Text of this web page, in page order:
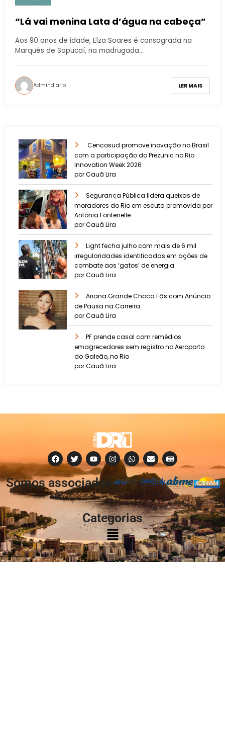
“Lá vai menina Lata d’água na cabeça”
Aos 90 anos de idade, Elza Soares é consagrada na
Marquês de Sapucaí, na madrugada…
Admindiario LER MAIS
Cencosud promove inovação no Brasil
com a participação do Prezunic no Rio
Innovation Week 2026
por Cauã Lira
​Segurança Pública lidera queixas de
moradores do Rio em escuta promovida por
Antônia Fontenelle
por Cauã Lira
Light fecha julho com mais de 6 mil
irregularidades identificadas em ações de
combate aos ‘gatos’ de energia
por Cauã Lira
Ariana Grande Choca Fãs com Anúncio
de Pausa na Carreira
por Cauã Lira
PF prende casal com remédios
emagrecedores sem registro no Aeroporto
do Galeão, no Rio
por Cauã Lira
Somos associados
à:
Categorias